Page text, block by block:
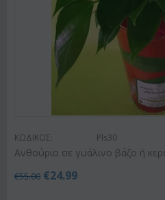
ΚΩΔΙΚΟΣ: Pls30
Ανθούριο σε γυάλινο βάζο ή
€55.00 €24.99